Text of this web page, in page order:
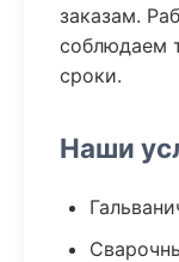
заказам.
соблюдаем
сроки.
Наши